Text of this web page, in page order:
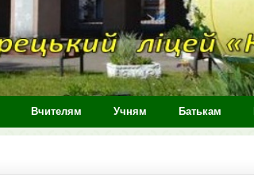
Вчителям Учням Батькам